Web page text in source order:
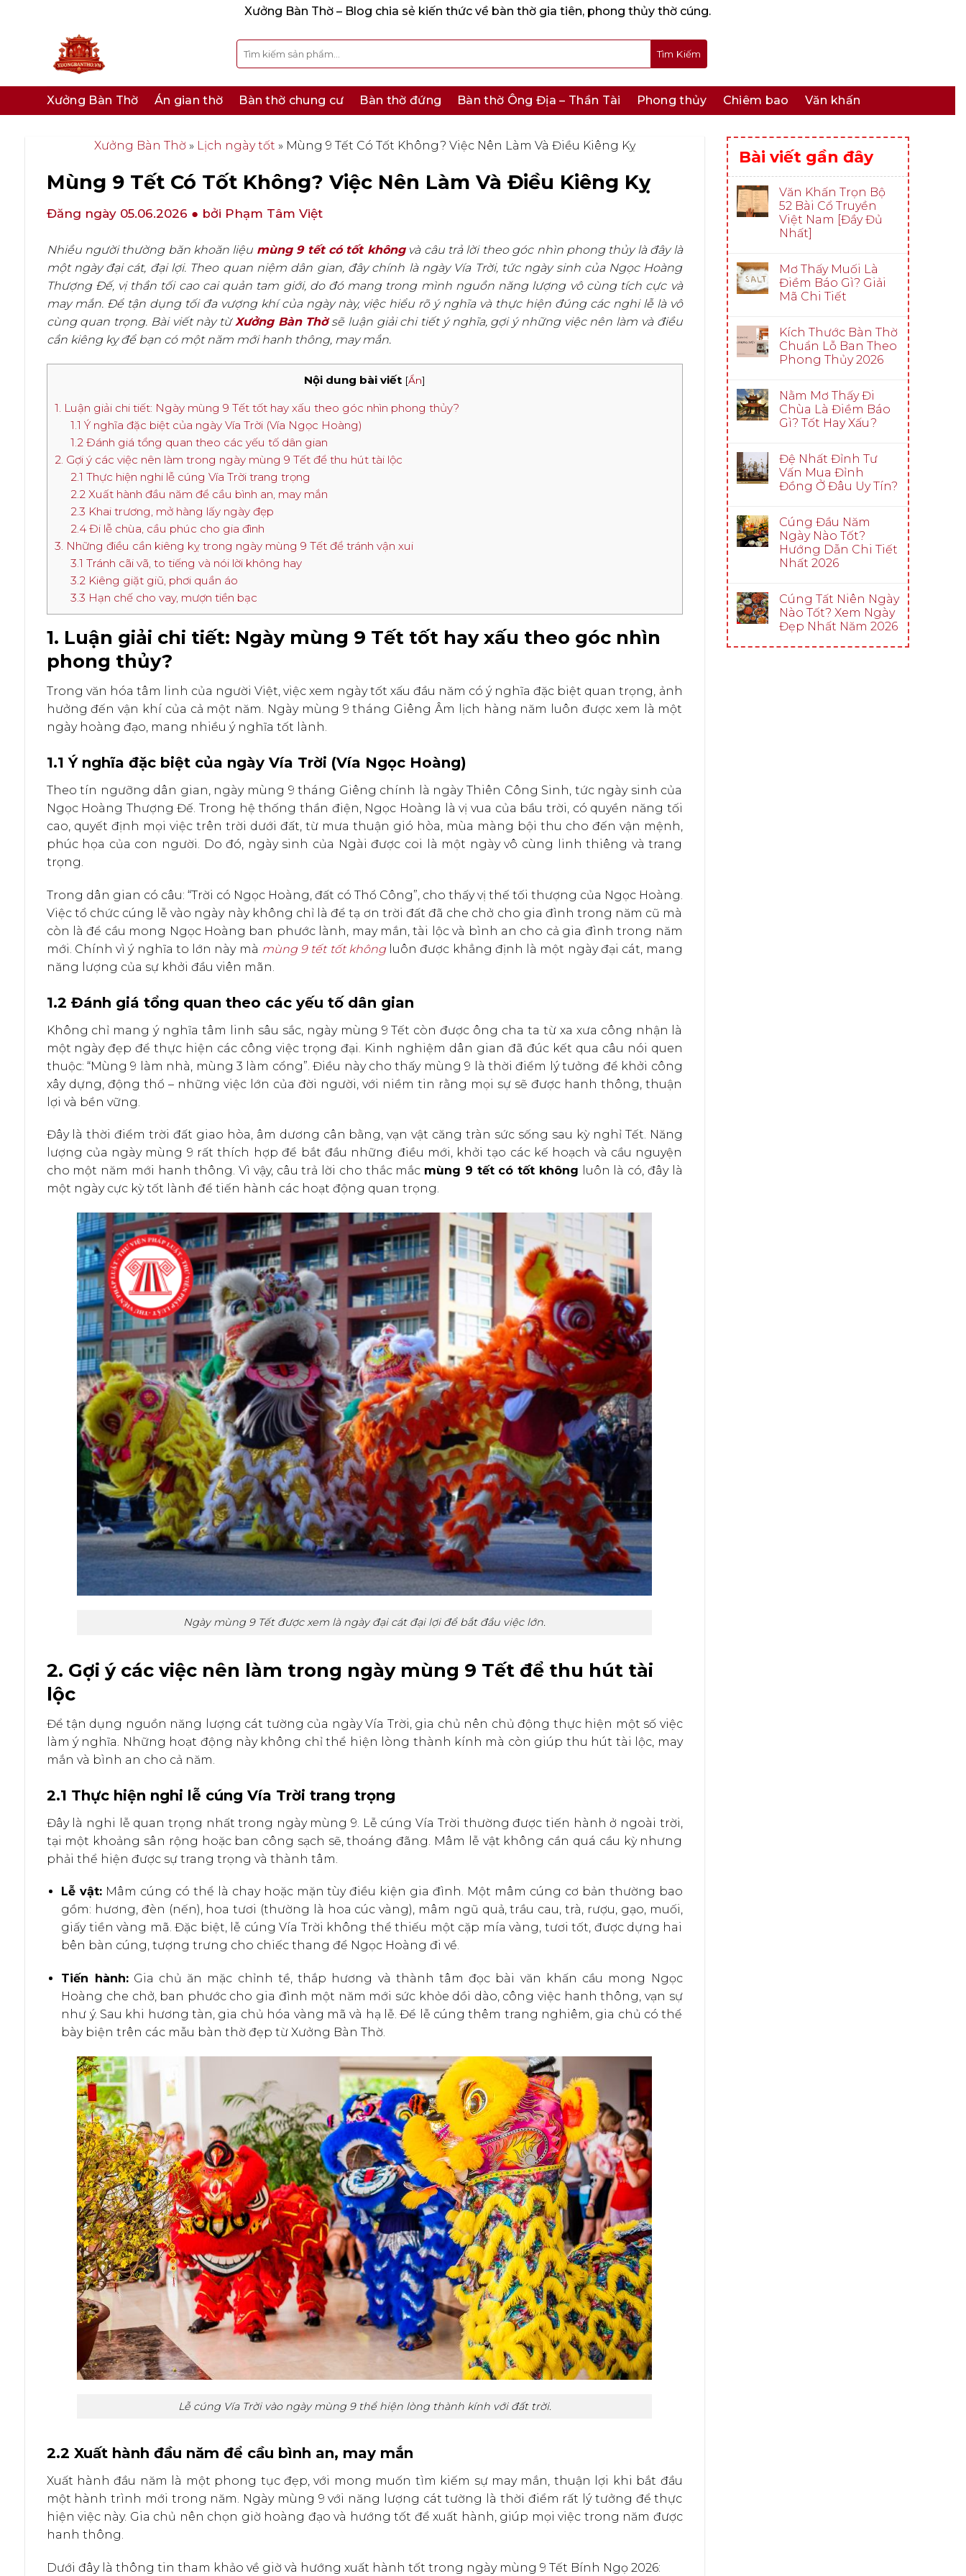
Xưởng Bàn Thờ – Blog chia sẻ kiến thức về bàn thờ gia tiên, phong thủy thờ cúng.
Tìm
kiếm:
Xưởng Bàn Thờ Án gian thờ Bàn thờ chung cư Bàn thờ đứng Bàn thờ Ông Địa – Thần Tài Phong thủy Chiêm bao Văn khấn
Xưởng Bàn Thờ » Lịch ngày tốt » Mùng 9 Tết Có Tốt Không? Việc Nên Làm Và Điều Kiêng Kỵ
Mùng 9 Tết Có Tốt Không? Việc Nên Làm Và Điều Kiêng Kỵ
Đăng ngày 05.06.2026 ● bởi Phạm Tâm Việt
Nhiều người thường băn khoăn liệu mùng 9 tết có tốt khôngvà câu trả lời theo góc nhìn phong thủy là đây là
một ngày đại cát, đại lợi. Theo quan niệm dân gian, đây chính là ngày Vía Trời, tức ngày sinh của Ngọc Hoàng
Thượng Đế, vị thần tối cao cai quản tam giới, do đó mang trong mình nguồn năng lượng vô cùng tích cực và
may mắn. Để tận dụng tối đa vượng khí của ngày này, việc hiểu rõ ý nghĩa và thực hiện đúng các nghi lễ là vô
cùng quan trọng. Bài viết này từXưởng Bàn Thờsẽ luận giải chi tiết ý nghĩa, gợi ý những việc nên làm và điều
cần kiêng kỵ để bạn có một năm mới hanh thông, may mắn.
Nội dung bài viết [Ẩn]
1. Luận giải chi tiết: Ngày mùng 9 Tết tốt hay xấu theo góc nhìn phong thủy?
1.1 Ý nghĩa đặc biệt của ngày Vía Trời (Vía Ngọc Hoàng)
1.2 Đánh giá tổng quan theo các yếu tố dân gian
2. Gợi ý các việc nên làm trong ngày mùng 9 Tết để thu hút tài lộc
2.1 Thực hiện nghi lễ cúng Vía Trời trang trọng
2.2 Xuất hành đầu năm để cầu bình an, may mắn
2.3 Khai trương, mở hàng lấy ngày đẹp
2.4 Đi lễ chùa, cầu phúc cho gia đình
3. Những điều cần kiêng kỵ trong ngày mùng 9 Tết để tránh vận xui
3.1 Tránh cãi vã, to tiếng và nói lời không hay
3.2 Kiêng giặt giũ, phơi quần áo
3.3 Hạn chế cho vay, mượn tiền bạc
1. Luận giải chi tiết: Ngày mùng 9 Tết tốt hay xấu theo góc nhìn
phong thủy?
Trong văn hóa tâm linh của người Việt, việc xem ngày tốt xấu đầu năm có ý nghĩa đặc biệt quan trọng, ảnh
hưởng đến vận khí của cả một năm. Ngày mùng 9 tháng Giêng Âm lịch hàng năm luôn được xem là một
ngày hoàng đạo, mang nhiều ý nghĩa tốt lành.
1.1 Ý nghĩa đặc biệt của ngày Vía Trời (Vía Ngọc Hoàng)
Theo tín ngưỡng dân gian, ngày mùng 9 tháng Giêng chính là ngày Thiên Công Sinh, tức ngày sinh của
Ngọc Hoàng Thượng Đế. Trong hệ thống thần điện, Ngọc Hoàng là vị vua của bầu trời, có quyền năng tối
cao, quyết định mọi việc trên trời dưới đất, từ mưa thuận gió hòa, mùa màng bội thu cho đến vận mệnh,
phúc họa của con người. Do đó, ngày sinh của Ngài được coi là một ngày vô cùng linh thiêng và trang
trọng.
Trong dân gian có câu: “Trời có Ngọc Hoàng, đất có Thổ Công”, cho thấy vị thế tối thượng của Ngọc Hoàng.
Việc tổ chức cúng lễ vào ngày này không chỉ là để tạ ơn trời đất đã che chở cho gia đình trong năm cũ mà
còn là để cầu mong Ngọc Hoàng ban phước lành, may mắn, tài lộc và bình an cho cả gia đình trong năm
mới. Chính vì ý nghĩa to lớn này mà mùng 9 tết tốt khôngluôn được khẳng định là một ngày đại cát, mang
năng lượng của sự khởi đầu viên mãn.
1.2 Đánh giá tổng quan theo các yếu tố dân gian
Không chỉ mang ý nghĩa tâm linh sâu sắc, ngày mùng 9 Tết còn được ông cha ta từ xa xưa công nhận là
một ngày đẹp để thực hiện các công việc trọng đại. Kinh nghiệm dân gian đã đúc kết qua câu nói quen
thuộc: “Mùng 9 làm nhà, mùng 3 làm cổng”. Điều này cho thấy mùng 9 là thời điểm lý tưởng để khởi công
xây dựng, động thổ – những việc lớn của đời người, với niềm tin rằng mọi sự sẽ được hanh thông, thuận
lợi và bền vững.
Đây là thời điểm trời đất giao hòa, âm dương cân bằng, vạn vật căng tràn sức sống sau kỳ nghỉ Tết. Năng
lượng của ngày mùng 9 rất thích hợp để bắt đầu những điều mới, khởi tạo các kế hoạch và cầu nguyện
cho một năm mới hanh thông. Vì vậy, câu trả lời cho thắc mắc mùng 9 tết có tốt không luôn là có, đây là
một ngày cực kỳ tốt lành để tiến hành các hoạt động quan trọng.
Ngày mùng 9 Tết được xem là ngày đại cát đại lợi để bắt đầu việc lớn.
2. Gợi ý các việc nên làm trong ngày mùng 9 Tết để thu hút tài
lộc
Để tận dụng nguồn năng lượng cát tường của ngày Vía Trời, gia chủ nên chủ động thực hiện một số việc
làm ý nghĩa. Những hoạt động này không chỉ thể hiện lòng thành kính mà còn giúp thu hút tài lộc, may
mắn và bình an cho cả năm.
2.1 Thực hiện nghi lễ cúng Vía Trời trang trọng
Đây là nghi lễ quan trọng nhất trong ngày mùng 9. Lễ cúng Vía Trời thường được tiến hành ở ngoài trời,
tại một khoảng sân rộng hoặc ban công sạch sẽ, thoáng đãng. Mâm lễ vật không cần quá cầu kỳ nhưng
phải thể hiện được sự trang trọng và thành tâm.
Lễ vật: Mâm cúng có thể là chay hoặc mặn tùy điều kiện gia đình. Một mâm cúng cơ bản thường bao
gồm: hương, đèn (nến), hoa tươi (thường là hoa cúc vàng), mâm ngũ quả, trầu cau, trà, rượu, gạo, muối,
giấy tiền vàng mã. Đặc biệt, lễ cúng Vía Trời không thể thiếu một cặp mía vàng, tươi tốt, được dựng hai
bên bàn cúng, tượng trưng cho chiếc thang để Ngọc Hoàng đi về.
Tiến hành:Gia chủ ăn mặc chỉnh tề, thắp hương và thành tâm đọc bài văn khấn cầu mong Ngọc
Hoàng che chở, ban phước cho gia đình một năm mới sức khỏe dồi dào, công việc hanh thông, vạn sự
như ý. Sau khi hương tàn, gia chủ hóa vàng mã và hạ lễ. Để lễ cúng thêm trang nghiêm, gia chủ có thể
bày biện trên các mẫu bàn thờ đẹp từ Xưởng Bàn Thờ.
Lễ cúng Vía Trời vào ngày mùng 9 thể hiện lòng thành kính với đất trời.
2.2 Xuất hành đầu năm để cầu bình an, may mắn
Xuất hành đầu năm là một phong tục đẹp, với mong muốn tìm kiếm sự may mắn, thuận lợi khi bắt đầu
một hành trình mới trong năm. Ngày mùng 9 với năng lượng cát tường là thời điểm rất lý tưởng để thực
hiện việc này. Gia chủ nên chọn giờ hoàng đạo và hướng tốt để xuất hành, giúp mọi việc trong năm được
hanh thông.
Dưới đây là thông tin tham khảo về giờ và hướng xuất hành tốt trong ngày mùng 9 Tết Bính Ngọ 2026:
Bài viết gần đây
Văn Khấn Trọn Bộ
52 Bài Cổ Truyền
Việt Nam [Đầy Đủ
Nhất]
Mơ Thấy Muối Là
Điềm Báo Gì? Giải
Mã Chi Tiết
Kích Thước Bàn Thờ
Chuẩn Lỗ Ban Theo
Phong Thủy 2026
Nằm Mơ Thấy Đi
Chùa Là Điềm Báo
Gì? Tốt Hay Xấu?
Đệ Nhất Đỉnh Tư
Vấn Mua Đỉnh
Đồng Ở Đâu Uy Tín?
Cúng Đầu Năm
Ngày Nào Tốt?
Hướng Dẫn Chi Tiết
Nhất 2026
Cúng Tất Niên Ngày
Nào Tốt? Xem Ngày
Đẹp Nhất Năm 2026